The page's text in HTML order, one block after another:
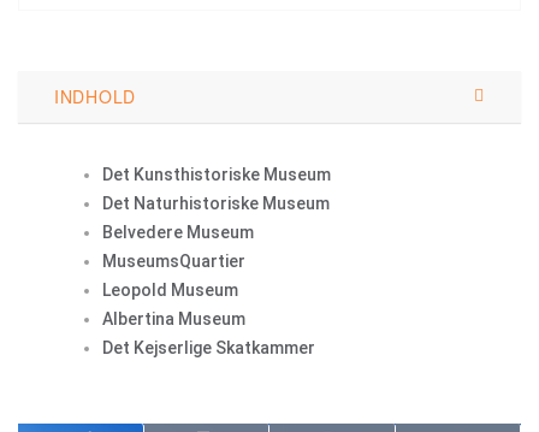
INDHOLD
Det Kunsthistoriske Museum
Det Naturhistoriske Museum
Belvedere Museum
MuseumsQuartier
Leopold Museum
Albertina Museum
Det Kejserlige Skatkammer